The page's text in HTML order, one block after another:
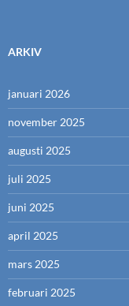
ARKIV
januari 2026
november 2025
augusti 2025
juli 2025
juni 2025
april 2025
mars 2025
februari 2025